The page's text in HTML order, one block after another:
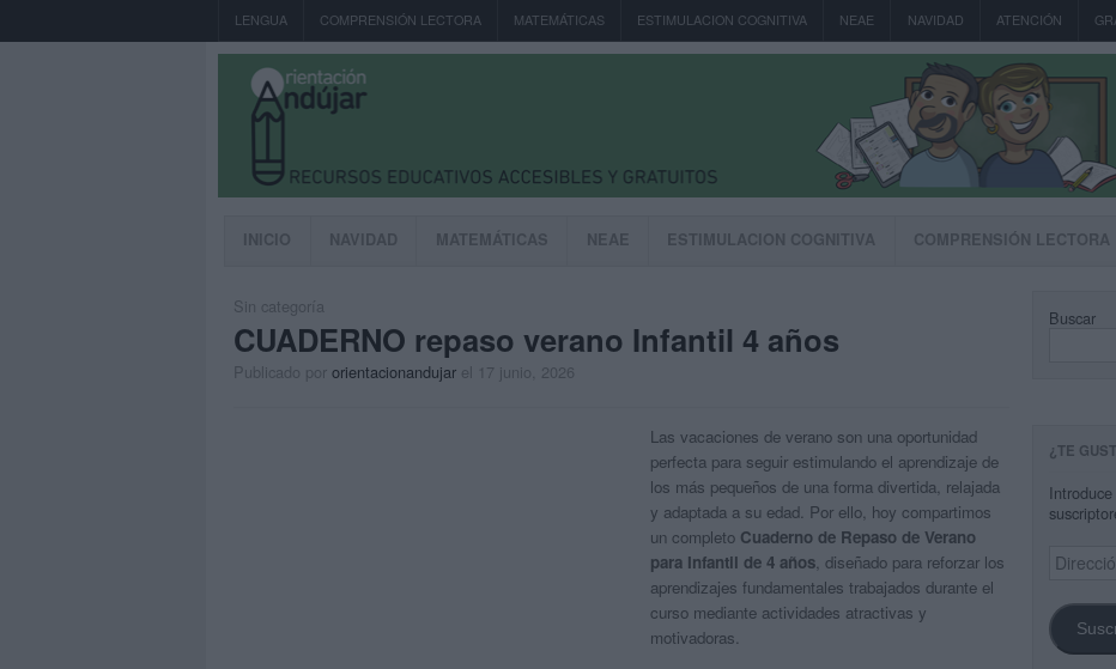
LENGUA COMPRENSIÓN LECTORA MATEMÁTICAS ESTIMULACION COGNITIVA NEAE NAVIDAD ATENCIÓN
INICIO NAVIDAD MATEMÁTICAS NEAE ESTIMULACION COGNITIVA COMPRENSIÓN LECTORA
Sin categoría
CUADERNO repaso verano Infantil 4 años
Publicado por orientacionandujar el 17 junio, 2026
Las vacaciones de verano son una oportunidad
perfecta para seguir estimulando el aprendizaje de
los más pequeños de una forma divertida, relajada
y adaptada a su edad. Por ello, hoy compartimos
un completo Cuaderno de Repaso de Verano
para Infantil de 4 años, diseñado para reforzar los
aprendizajes fundamentales trabajados durante el
curso mediante actividades atractivas y
motivadoras.
Buscar
¿TE
Dirección
de